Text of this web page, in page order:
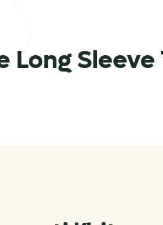
Long Sleeve